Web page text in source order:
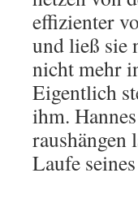
effizienter
und ließ sie
nicht mehr
Eigentlich
ihm.
raushängen
Laufe